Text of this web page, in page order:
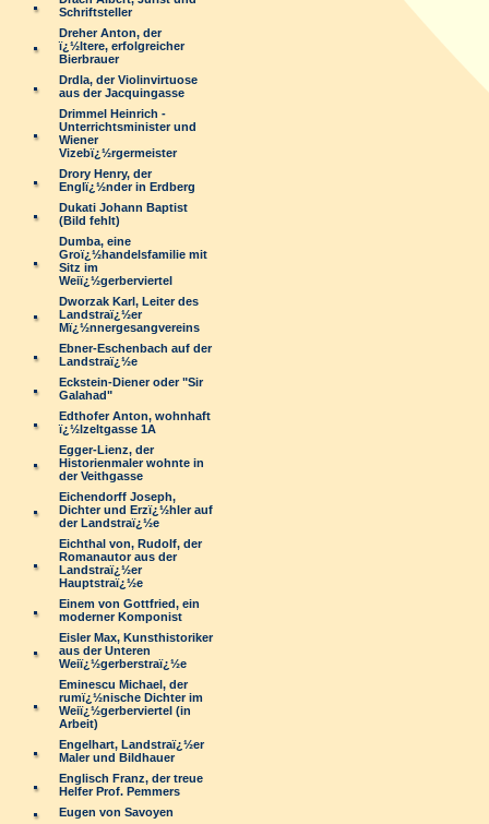
Schriftsteller
Dreher Anton, der
ï¿½ltere, erfolgreicher
Bierbrauer
Drdla, der Violinvirtuose
aus der Jacquingasse
Drimmel Heinrich -
Unterrichtsminister und
Wiener
Vizebï¿½rgermeister
Drory Henry, der
Englï¿½nder in Erdberg
Dukati Johann Baptist
(Bild fehlt)
Dumba, eine
Groï¿½handelsfamilie mit
Sitz im
Weiï¿½gerberviertel
Dworzak Karl, Leiter des
Landstraï¿½er
Mï¿½nnergesangvereins
Ebner-Eschenbach auf der
Landstraï¿½e
Eckstein-Diener oder "Sir
Galahad"
Edthofer Anton, wohnhaft
ï¿½lzeltgasse 1A
Egger-Lienz, der
Historienmaler wohnte in
der Veithgasse
Eichendorff Joseph,
Dichter und Erzï¿½hler auf
der Landstraï¿½e
Eichthal von, Rudolf, der
Romanautor aus der
Landstraï¿½er
Hauptstraï¿½e
Einem von Gottfried, ein
moderner Komponist
Eisler Max, Kunsthistoriker
aus der Unteren
Weiï¿½gerberstraï¿½e
Eminescu Michael, der
rumï¿½nische Dichter im
Weiï¿½gerberviertel (in
Arbeit)
Engelhart, Landstraï¿½er
Maler und Bildhauer
Englisch Franz, der treue
Helfer Prof. Pemmers
Eugen von Savoyen